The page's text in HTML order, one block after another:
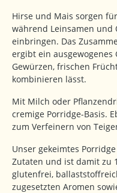
Hirse und Mais sorgen
während Leinsamen und
einbringen. Das
ergibt ein ausgewogenes
Gewürzen, frischen
kombinieren lässt.
Mit Milch oder
cremige Porridge-Basis.
zum Verfeinern von
Unser gekeimtes
Zutaten und ist damit zu
glutenfrei,
zugesetzten Aromen